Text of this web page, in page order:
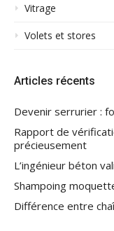
Vitrage
Volets et stores
Articles récents
Devenir serrurier :
Rapport de
précieusement
L’ingénieur béton
Shampoing
Différence entre